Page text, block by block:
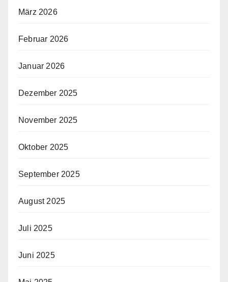
März 2026
Februar 2026
Januar 2026
Dezember 2025
November 2025
Oktober 2025
September 2025
August 2025
Juli 2025
Juni 2025